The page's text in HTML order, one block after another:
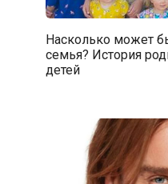
Насколько может
семья? История
детей